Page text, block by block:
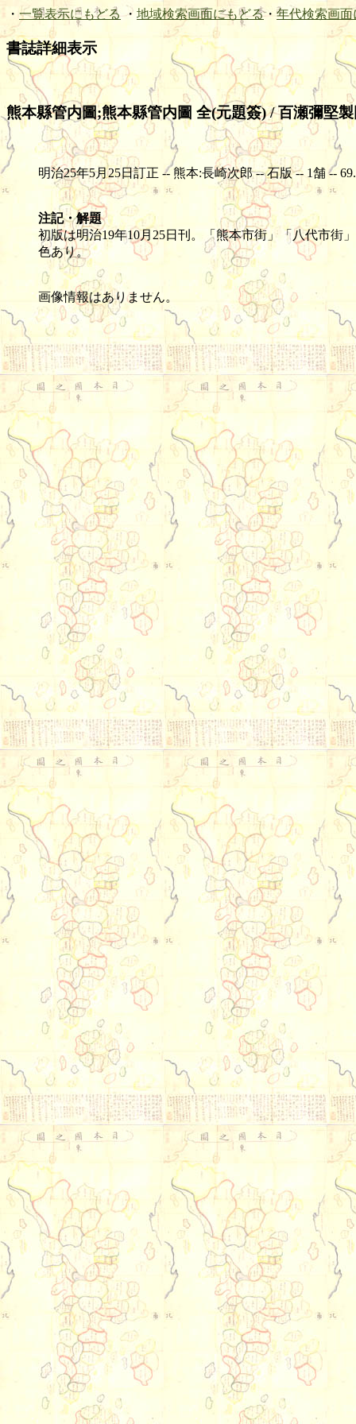
・ 一覧表示にもどる ・ 地域検索画面にもどる・ 年代検索画面
書誌詳細表示
熊本縣管内圖;熊本縣管内圖 全(元題簽) / 百瀬彌堅
明治25年5月25日訂正 -- 熊本:長崎次郎 -- 石版 -- 1舗 --
注記・解題
初版は明治19年10月25日刊。「熊本市街」「八代市街
色あり。
画像情報はありません。